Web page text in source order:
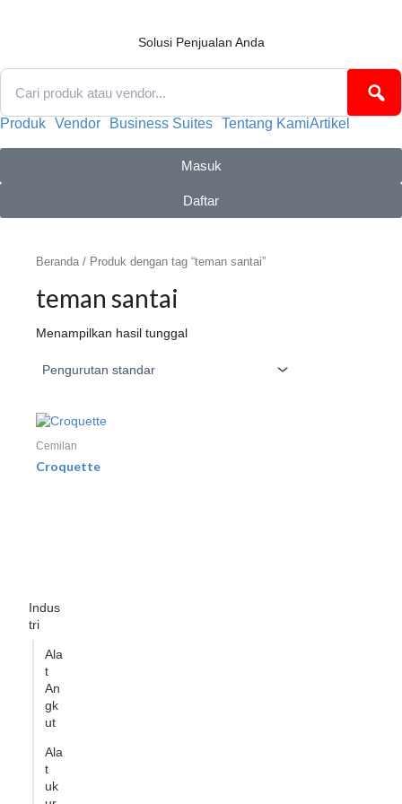
Solusi Penjualan Anda
Produk Vendor Business Suites Tentang KamiArtikel
Masuk
Daftar
Indus
tri
Ala
t
An
gk
ut
Ala
t
uk
Beranda / Produk dengan tag “teman santai”
teman santai
Menampilkan hasil tunggal
Cemilan
Croquette